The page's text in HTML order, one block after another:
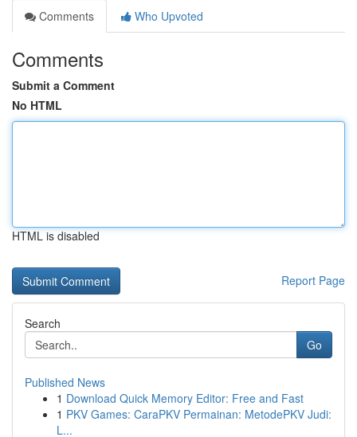
Comments
Who Upvoted
Comments
Submit a Comment
No HTML
HTML is disabled
Report Page
Search
Go
Published News
1 Download Quick Memory Editor: Free and Fast
1 PKV Games: CaraPKV Permainan: MetodePKV Judi:
L...